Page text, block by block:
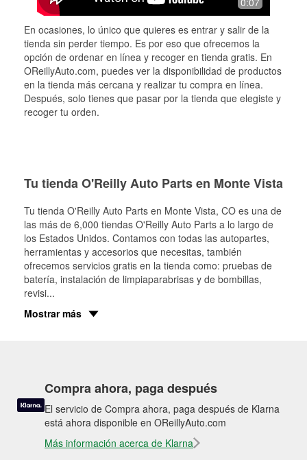
En ocasiones, lo único que quieres es entrar y salir de la
tienda sin perder tiempo. Es por eso que ofrecemos la
opción de ordenar en línea y recoger en tienda gratis. En
OReillyAuto.com, puedes ver la disponibilidad de productos
en la tienda más cercana y realizar tu compra en línea.
Después, solo tienes que pasar por la tienda que elegiste y
recoger tu orden.
Tu tienda O'Reilly Auto Parts en Monte Vista
Tu tienda O'Reilly Auto Parts en Monte Vista, CO es una de
las más de 6,000 tiendas O'Reilly Auto Parts a lo largo de
los Estados Unidos. Contamos con todas las autopartes,
herramientas y accesorios que necesitas, también
ofrecemos servicios gratis en la tienda como: pruebas de
batería, instalación de limpiaparabrisas y de bombillas,
revisi...
Mostrar más
Compra ahora, paga después
El servicio de Compra ahora, paga después de Klarna
está ahora disponible en OReillyAuto.com
Más información acerca de Klarna